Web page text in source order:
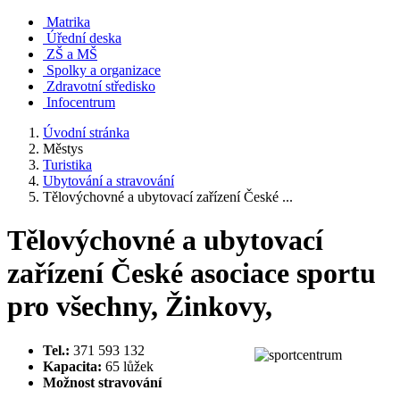
Matrika
Úřední deska
ZŠ a MŠ
Spolky a organizace
Zdravotní středisko
Infocentrum
Úvodní stránka
Městys
Turistika
Ubytování a stravování
Tělovýchovné a ubytovací zařízení České ...
Tělovýchovné a ubytovací
zařízení České asociace sportu
pro všechny, Žinkovy,
Tel.: 371 593 132
Kapacita: 65 lůžek
Možnost stravování